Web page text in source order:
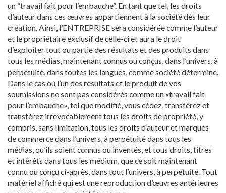
un “travail fait pour l’embauche”. En tant que tel, les droits
d’auteur dans ces œuvres appartiennent à la société dès leur
création. Ainsi, l’ENTREPRISE sera considérée comme l’auteur
et le propriétaire exclusif de celle-ci et aura le droit
d’exploiter tout ou partie des résultats et des produits dans
tous les médias, maintenant connus ou conçus, dans l’univers, à
perpétuité, dans toutes les langues, comme société détermine.
Dans le cas où l’un des résultats et le produit de vos
soumissions ne sont pas considérés comme un «travail fait
pour l’embauche», tel que modifié, vous cédez, transférez et
transférez irrévocablement tous les droits de propriété, y
compris, sans limitation, tous les droits d’auteur et marques
de commerce dans l’univers, à perpétuité dans tous les
médias, qu’ils soient connus ou inventés, et tous droits, titres
et intérêts dans tous les médium, que ce soit maintenant
connu ou conçu ci-après, dans tout l’univers, à perpétuité. Tout
matériel affiché qui est une reproduction d’œuvres antérieures